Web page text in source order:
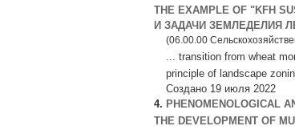
THE EXAMPLE OF "KFH
И ЗАДАЧИ ЗЕМЛЕДЕЛИЯ
(06.00.00
... transition from wheat
principle of landscape
Создано 19 июля 2022
4. PHENOMENOLOGICAL
THE DEVELOPMENT OF